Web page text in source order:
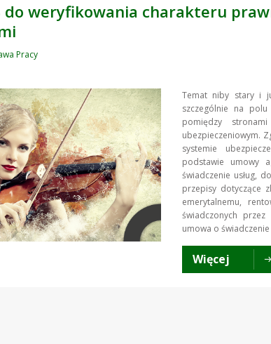
do weryfikowania charakteru
Pracy
Temat niby stary i
szczególnie na
pomiędzy
ubezpieczeniowym.
systemie
podstawie umowy
świadczenie usług,
przepisy dotyczące
emerytalnemu,
świadczonych
umowa o świadczenie
Więcej